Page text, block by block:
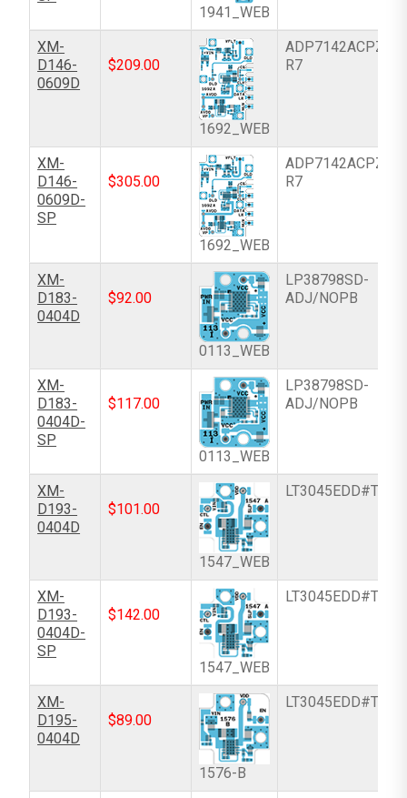
1941_WEB
XM-
D146-
0609D
$209.00
1692_WEB
ADP7142ACPZN-
R7
XM-
D146-
0609D-
SP
$305.00
1692_WEB
ADP7142ACPZN-
R7
XM-
D183-
0404D
$92.00
0113_WEB
LP38798SD-
ADJ/NOPB
XM-
D183-
0404D-
SP
$117.00
0113_WEB
LP38798SD-
ADJ/NOPB
XM-
D193-
0404D
$101.00
1547_WEB
XM-
D193-
0404D-
SP
$142.00
1547_WEB
XM-
D195-
0404D
$89.00
1576-B